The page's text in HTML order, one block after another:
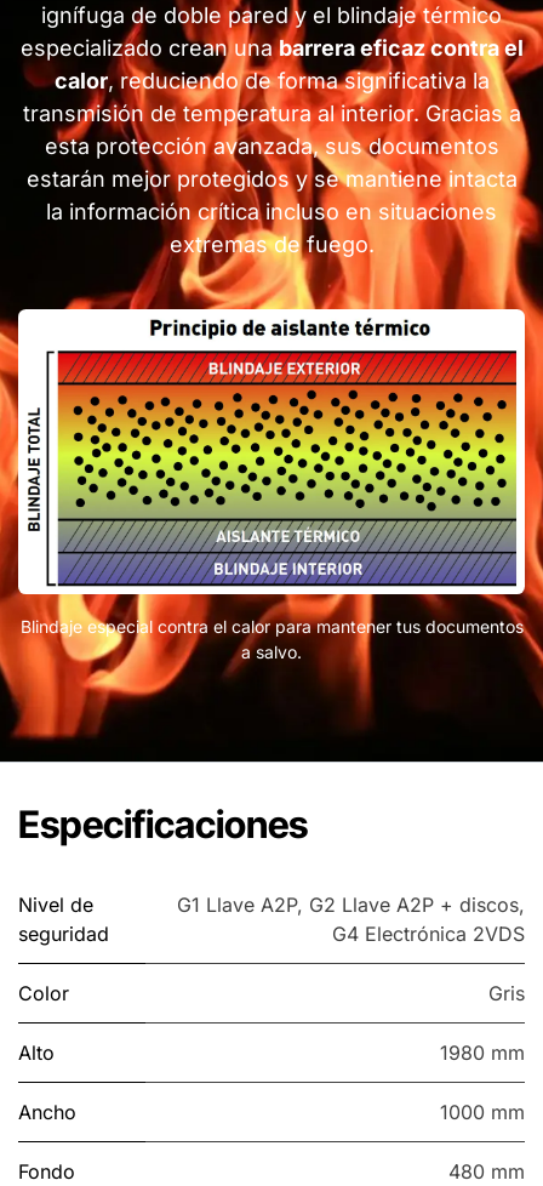
ignífuga de doble pared y el blindaje térmico
especializado crean unabarrera eficaz contra el
calor, reduciendo de forma significativa la
transmisión de temperatura al interior. Gracias a
esta protección avanzada, sus documentos
estarán mejor protegidos y se mantiene intacta
la información crítica incluso en situaciones
extremas de fuego.
Blindaje especial contra el calor para mantener tus documentos
a salvo.
Especificaciones
Nivel de
seguridad
G1 Llave A2P, G2 Llave A2P + discos,
G4 Electrónica 2VDS
Color Gris
Alto 1980 mm
Ancho 1000 mm
Fondo 480 mm